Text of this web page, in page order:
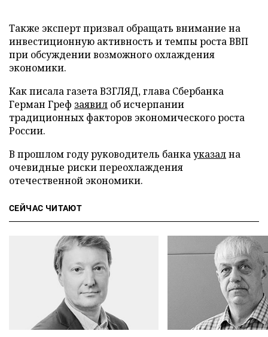
Также эксперт призвал обращать внимание на
инвестиционную активность и темпы роста ВВП
при обсуждении возможного охлаждения
экономики.
Как писала газета ВЗГЛЯД, глава Сбербанка
Герман Греф заявил об исчерпании
традиционных факторов экономического роста
России.
В прошлом году руководитель банкауказална
очевидные риски переохлаждения
отечественной экономики.
СЕЙЧАС ЧИТАЮТ